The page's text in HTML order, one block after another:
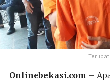
Onlinebekasi.com –